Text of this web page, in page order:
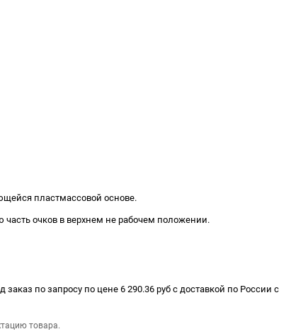
пластмассовой основе.
очков в верхнем не рабочем положении.
по запросу по цене 6 290.36 руб с доставкой по России с
товара.